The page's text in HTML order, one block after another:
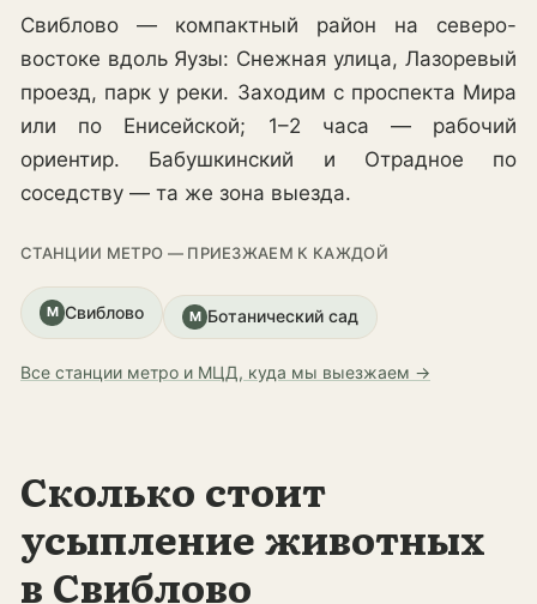
Свиблово — компактный район на северо-
востоке вдоль Яузы: Снежная улица, Лазоревый
проезд, парк у реки. Заходим с проспекта Мира
или по Енисейской; 1–2 часа — рабочий
ориентир. Бабушкинский и Отрадное по
соседству — та же зона выезда.
СТАНЦИИ МЕТРО — ПРИЕЗЖАЕМ К КАЖДОЙ
М Свиблово М Ботанический сад
Все станции метро и МЦД, куда мы выезжаем →
Сколько стоит
усыпление животных
в Свиблово